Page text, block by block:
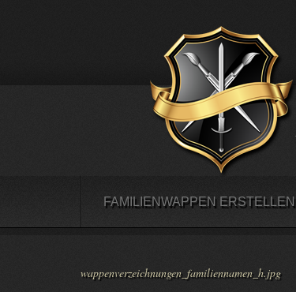
FAMILIENWAPPEN ERSTELLEN
wappenverzeichnungen_familiennamen_h.jpg